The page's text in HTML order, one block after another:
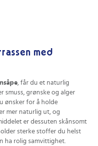
med
, får du et naturlig
smuss, grønske og alger
ønsker for å holde
mer naturlig ut, og
er dessuten skånsomt
sterke stoffer du helst
ha rolig samvittighet.